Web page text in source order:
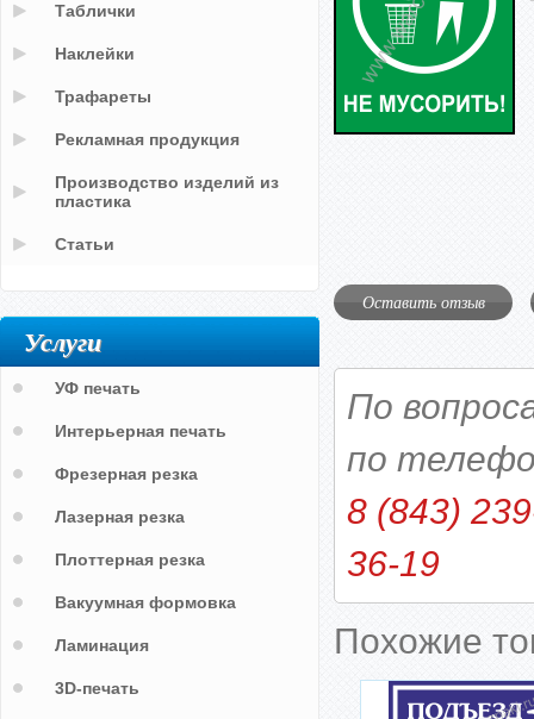
Оставить отзыв
По
по
8 (843)
36-19
Похожие
Таблички
Наклейки
Трафареты
Рекламная продукция
Производство изделий из
пластика
Статьи
Услуги
УФ печать
Интерьерная печать
Фрезерная резка
Лазерная резка
Плоттерная резка
Вакуумная формовка
Ламинация
3D-печать